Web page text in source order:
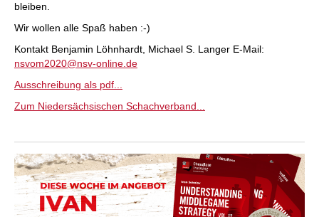
bleiben.
Wir wollen alle Spaß haben :-)
Kontakt Benjamin Löhnhardt, Michael S. Langer E-Mail:
nsvom2020@nsv-online.de
Ausschreibung als pdf...
Zum Niedersächsischen Schachverband...